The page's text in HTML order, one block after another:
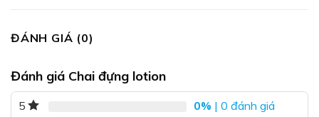
ĐÁNH GIÁ (0)
Đánh giá Chai đựng lotion
5 0% | 0 đánh giá